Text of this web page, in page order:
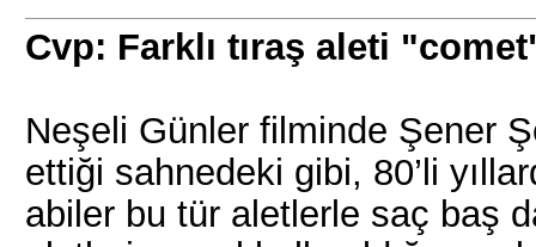
Cvp: Farklı tıraş aleti
Neşeli Günler filminde Şener
ettiği sahnedeki gibi, 80’li
abiler bu tür aletlerle saç baş